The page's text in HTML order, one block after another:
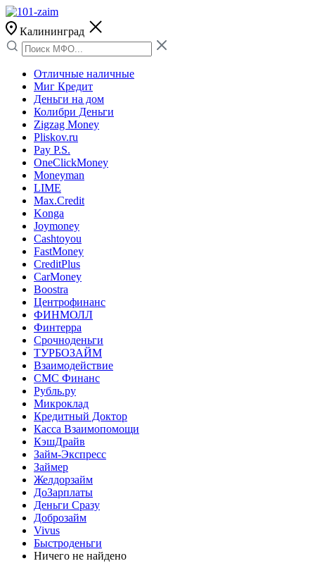
Калининград
Отличные наличные
Миг Кредит
Деньги на дом
Колибри Деньги
Zigzag Money
Pliskov.ru
Pay P.S.
OneClickMoney
Moneyman
LIME
Max.Credit
Konga
Joymoney
Cashtoyou
FastMoney
CreditPlus
CarMoney
Boostra
Центрофинанс
ФИНМОЛЛ
Финтерра
Срочноденьги
ТУРБОЗАЙМ
Взаимодействие
СМС Финанс
Рубль.ру
Микроклад
Кредитный Доктор
Касса Взаимопомощи
КэшДрайв
Займ-Экспресс
Займер
Желдорзайм
ДоЗарплаты
Деньги Сразу
Доброзайм
Vivus
Быстроденьги
Ничего не найдено